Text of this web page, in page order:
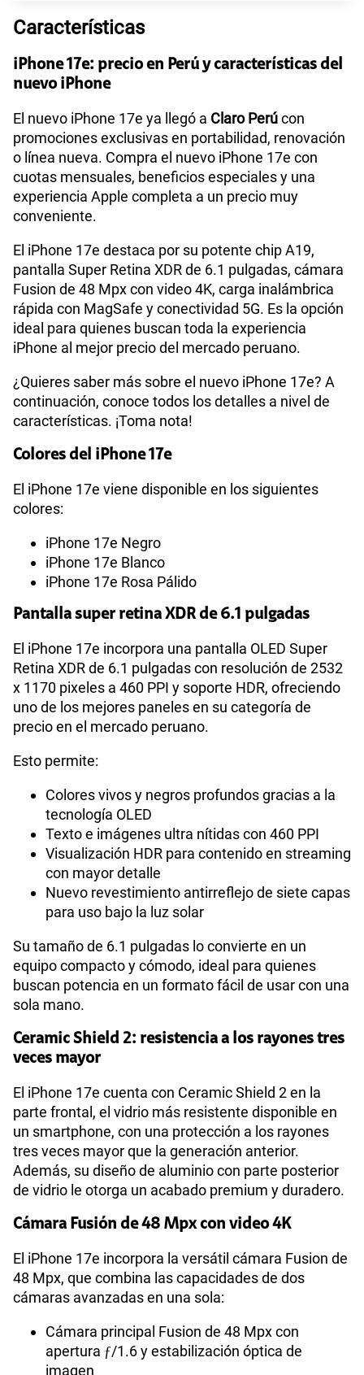
Tecnología de Pantalla
Procesador Chip Apple A19
Tamaño de Pantalla
WiFI
Peso
Bluetooth
Principal
Cámara de fotos Frontal
Capacidad Memoria Interna 256 GB | 512 GB
GPS Si
Reconocimiento Facial
Lector de Huella Si
Dimensión 146.7 × 71.5 × 7.8 mm
VoLTE
VoWiFi Si
Compatibilidad nano-SIM Sí
Compatibilidad con eSIM Sí
Características
iPhone 17e: precio en Perú y características del
nuevo iPhone
El nuevo iPhone 17e ya llegó a Claro Perúcon
promociones exclusivas en portabilidad, renovación
o línea nueva. Compra el nuevo iPhone 17e con
cuotas mensuales, beneficios especiales y una
experiencia Apple completa a un precio muy
conveniente.
El iPhone 17e destaca por su potente chip A19,
pantalla Super Retina XDR de 6.1 pulgadas, cámara
Fusion de 48 Mpx con video 4K, carga inalámbrica
rápida con MagSafe y conectividad 5G. Es la opción
ideal para quienes buscan toda la experiencia
iPhone al mejor precio del mercado peruano.
¿Quieres saber más sobre el nuevo iPhone 17e? A
continuación, conoce todos los detalles a nivel de
características. ¡Toma nota!
Colores del iPhone 17e
El iPhone 17e viene disponible en los siguientes
colores:
iPhone 17e Negro
iPhone 17e Blanco
iPhone 17e Rosa Pálido
Pantalla super retina XDR de 6.1 pulgadas
El iPhone 17e incorpora una pantalla OLED Super
Retina XDR de 6.1 pulgadas con resolución de 2532
x 1170 pixeles a 460 PPI y soporte HDR, ofreciendo
uno de los mejores paneles en su categoría de
precio en el mercado peruano.
Esto permite:
Colores vivos y negros profundos gracias a la
tecnología OLED
Texto e imágenes ultra nítidas con 460 PPI
Visualización HDR para contenido en streaming
con mayor detalle
Nuevo revestimiento antirreflejo de siete capas
para uso bajo la luz solar
Su tamaño de 6.1 pulgadas lo convierte en un
equipo compacto y cómodo, ideal para quienes
buscan potencia en un formato fácil de usar con una
sola mano.
Ceramic Shield 2: resistencia a los rayones tres
veces mayor
El iPhone 17e cuenta con Ceramic Shield 2 en la
parte frontal, el vidrio más resistente disponible en
un smartphone, con una protección a los rayones
tres veces mayor que la generación anterior.
Además, su diseño de aluminio con parte posterior
de vidrio le otorga un acabado premium y duradero.
Cámara Fusión de 48 Mpx con video 4K
El iPhone 17e incorpora la versátil cámara Fusion de
48 Mpx, que combina las capacidades de dos
cámaras avanzadas en una sola:
Cámara principal Fusion de 48 Mpx con
apertura ƒ/1.6 y estabilización óptica de
imagen